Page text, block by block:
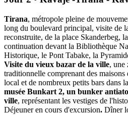
Tirana, métropole pleine de
long du boulevard principal, visite de
reconstruite, de la place Skanderbeg,
continuation devant la Bibliothèque
Historique, le Pont Tabake, la
Visite du vieux bazar de la ville, une
traditionnelle comprenant des
local et de nombreux petits bars dans
musée Bunkart 2, un bunker
ville, représentant les vestiges de
Déjeuner en cours d'excursion. Dîner